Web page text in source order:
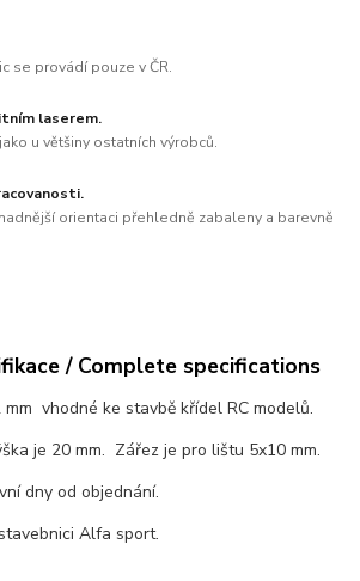
se provádí pouze v ČR.
laserem.
u většiny ostatních výrobců.
orientaci přehledně zabaleny a barevně
/ Complete specifications
vhodné ke stavbě křídel RC modelů.
je 20 mm. Zářez je pro lištu 5x10 mm.
dny od objednání.
Alfa sport.